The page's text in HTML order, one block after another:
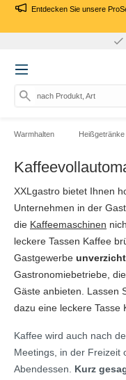
Entdecken Sie unsere
nach Produkt, Art.-Nr., M
Warmhalten Heißgetränke
XXLgastro bietet Ihnen
Unternehmen in der
die Kaffeemaschinen
leckere Tassen Kaffee
Gastgewerbe
Gastronomiebetriebe,
Gäste anbieten. Lassen
dazu eine leckere Tasse
Kaffee wird auch nach
Meetings, in der Freizeit
Abendessen. Kurz